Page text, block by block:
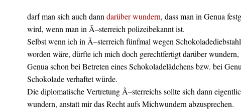
darf man sich auch danndarüber wundern, dass man in Genua
wird, wenn man in Ã–sterreich polizeibekannt ist.
Selbst wenn ich in Ã–sterreich fünfmal wegen
worden wäre, dürfte ich mich doch gerechtfertigt darüber wundern,
Genua schon bei Betreten eines Schokoladelädchens bzw. bei
Schokolade verhaftet würde.
Die diplomatische Vertretung Ã–sterreichs sollte sich dann
wundern, anstatt mir das Recht aufs Michwundern abzusprechen.